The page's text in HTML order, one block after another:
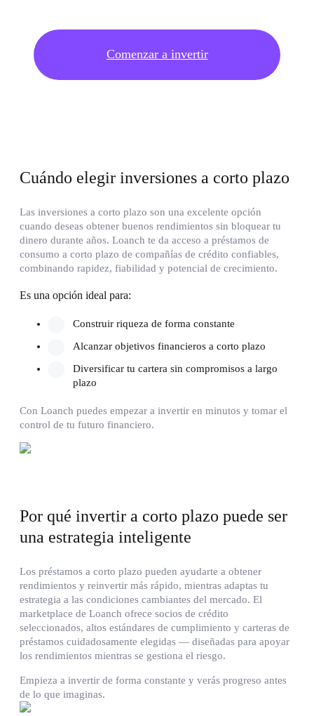
Comenzar a invertir
Cuándo elegir inversiones a corto plazo
Las inversiones a corto plazo son una excelente opción
cuando deseas obtener buenos rendimientos sin bloquear tu
dinero durante años. Loanch te da acceso a préstamos de
consumo a corto plazo de compañías de crédito confiables,
combinando rapidez, fiabilidad y potencial de crecimiento.
Es una opción ideal para:
Construir riqueza de forma constante
Alcanzar objetivos financieros a corto plazo
Diversificar tu cartera sin compromisos a largo
plazo
Con Loanch puedes empezar a invertir en minutos y tomar el
control de tu futuro financiero.
Por qué invertir a corto plazo puede ser
una estrategia inteligente
Los préstamos a corto plazo pueden ayudarte a obtener
rendimientos y reinvertir más rápido, mientras adaptas tu
estrategia a las condiciones cambiantes del mercado. El
marketplace de Loanch ofrece socios de crédito
seleccionados, altos estándares de cumplimiento y carteras de
préstamos cuidadosamente elegidas — diseñadas para apoyar
los rendimientos mientras se gestiona el riesgo.
Empieza a invertir de forma constante y verás progreso antes
de lo que imaginas.